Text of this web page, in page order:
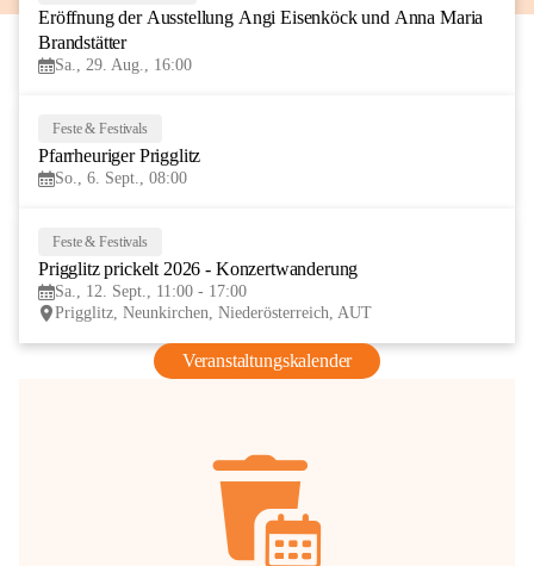
AUG
Eröffnung der Ausstellung Angi Eisenköck und Anna Maria
Brandstätter
Sa., 29. Aug., 16:00
Feste & Festivals
Pfarrheuriger Prigglitz
So., 6. Sept., 08:00
Feste & Festivals
Prigglitz prickelt 2026 - Konzertwanderung
Sa., 12. Sept., 11:00 - 17:00
Prigglitz, Neunkirchen, Niederösterreich, AUT
Veranstaltungskalender